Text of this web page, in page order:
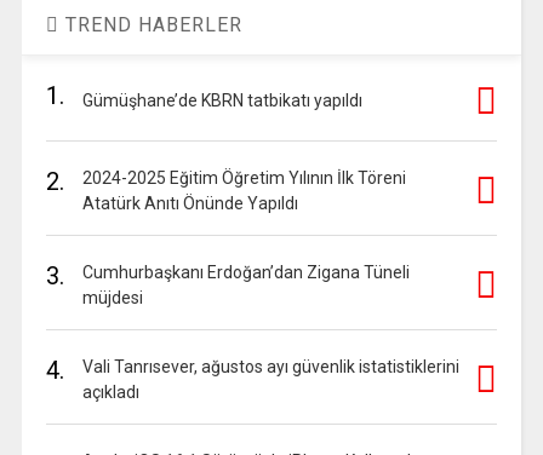
TREND HABERLER
1. Gümüşhane’de KBRN tatbikatı yapıldı
2.
2024-2025 Eğitim Öğretim Yılının İlk Töreni
Atatürk Anıtı Önünde Yapıldı
3.
Cumhurbaşkanı Erdoğan’dan Zigana Tüneli
müjdesi
4.
Vali Tanrısever, ağustos ayı güvenlik istatistiklerini
açıkladı